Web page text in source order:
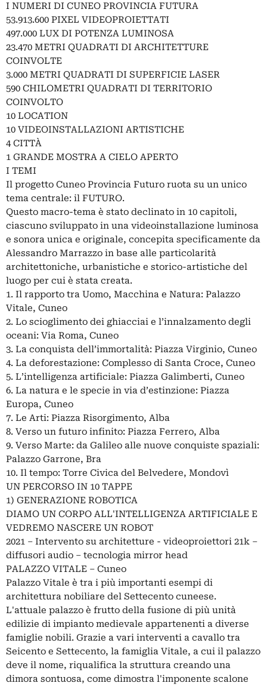
I NUMERI DI CUNEO PROVINCIA FUTURA
53.913.600 PIXEL VIDEOPROIETTATI
497.000 LUX DI POTENZA LUMINOSA
23.470 METRI QUADRATI DI ARCHITETTURE
COINVOLTE
3.000 METRI QUADRATI DI SUPERFICIE LASER
590 CHILOMETRI QUADRATI DI TERRITORIO
COINVOLTO
10 LOCATION
10 VIDEOINSTALLAZIONI ARTISTICHE
4 CITTÀ
1 GRANDE MOSTRA A CIELO APERTO
I TEMI
Il progetto Cuneo Provincia Futuro ruota su un unico
tema centrale: il FUTURO.
Questo macro-tema è stato declinato in 10 capitoli,
ciascuno sviluppato in una videoinstallazione luminosa
e sonora unica e originale, concepita specificamente da
Alessandro Marrazzo in base alle particolarità
architettoniche, urbanistiche e storico-artistiche del
luogo per cui è stata creata.
1. Il rapporto tra Uomo, Macchina e Natura: Palazzo
Vitale, Cuneo
2. Lo scioglimento dei ghiacciai e l’innalzamento degli
oceani: Via Roma, Cuneo
3. La conquista dell’immortalità: Piazza Virginio, Cuneo
4. La deforestazione: Complesso di Santa Croce, Cuneo
5. L’intelligenza artificiale: Piazza Galimberti, Cuneo
6. La natura e le specie in via d’estinzione: Piazza
Europa, Cuneo
7. Le Arti: Piazza Risorgimento, Alba
8. Verso un futuro infinito: Piazza Ferrero, Alba
9. Verso Marte: da Galileo alle nuove conquiste spaziali:
Palazzo Garrone, Bra
10. Il tempo: Torre Civica del Belvedere, Mondovì
UN PERCORSO IN 10 TAPPE
1) GENERAZIONE ROBOTICA
DIAMO UN CORPO ALL'INTELLIGENZA ARTIFICIALE E
VEDREMO NASCERE UN ROBOT
2021 – Intervento su architetture - videoproiettori 21k –
diffusori audio – tecnologia mirror head
PALAZZO VITALE – Cuneo
Palazzo Vitale è tra i più importanti esempi di
architettura nobiliare del Settecento cuneese.
L'attuale palazzo è frutto della fusione di più unità
edilizie di impianto medievale appartenenti a diverse
famiglie nobili. Grazie a vari interventi a cavallo tra
Seicento e Settecento, la famiglia Vitale, a cui il palazzo
deve il nome, riqualifica la struttura creando una
dimora sontuosa, come dimostra l'imponente scalone